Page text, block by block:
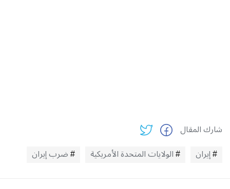
شارك المقال
إيران
الولايات المتحدة الأمريكية ضرب إيران